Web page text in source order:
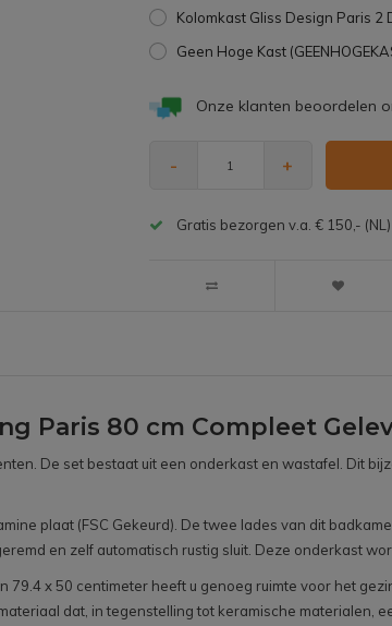
Kolomkast Gliss Design Paris 2
Geen Hoge Kast
Onze klanten beoordelen
- +
Gratis bezorgen v.a. € 150,- (NL)
Paris 80 cm Compleet
De set bestaat uit een onderkast en wastafel. Dit
plaat (FSC Gekeurd). De twee lades van dit
en zelf automatisch rustig sluit. Deze onderkast
79.4 x 50 centimeter heeft u genoeg ruimte voor het
dat, in tegenstelling tot keramische materialen,